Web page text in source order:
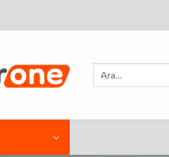
Ara: